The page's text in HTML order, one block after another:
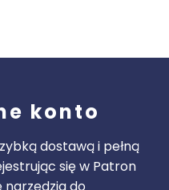
konto
dostawą i pełną
się w Patron